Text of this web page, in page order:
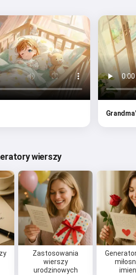
wierszy
Zastosowania
wierszy
urodzinowych